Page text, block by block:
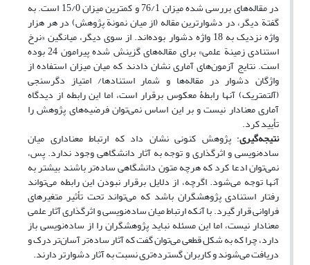
در مقاله‌های بررسی شده میزان 76/1 و کمترین میزان 15/0 است. به
گفتة دیگر، در دشوارترین مقاله (از میان نمونة پژوهش) در هر هزار
واژه نزدیک به 18 واژه دشوار بوده‌اند. از سوی دیگر، میانگین «نرخ
استنادی زمینة علمی» برای مقاله‌های گزینش شده پیرامون 24 بوده
است. نتایج آزمون‌های آماری نشان دادند که میان میزان استفاده از
واژگان دشوار در مقاله‌ها و شمار استنادها/ امتیاز دگرسنجی
(آلتمتریک) آنها رابطۀ معکوس برقرار است، اما این رابطه از دیدگاه
آماری معنادار نیست و بر این اساس نمی‌توان فرضیه‌های پژوهش را
تأیید کرد.
نتیجه‌گیری: پژوهش کنونی نشان داد که ارتباط معناداری میان
ساده‌نویسی و اثرگذاری و توجه به آثار دانشگاهی وجود ندارد. پس،
نمی‌توان ادعا کرد که هرچه متون دانشگاهی ساده‌تر باشند بیشتر به
آنها توجه می‌شود. اگرچه، از دلایل برقرار نبودن این رابطه می‌تواند
رفتار استنادی پژوهشگران باشد که می‌تواند تحت تأثیر متغیرهای
فراوانی قرار گیرد. با آنکه ارتباط میان ساده‌نویسی و اثرگذاری آثار علمی
معنادار نیست، اما این مسئله نباید پژوهشگران را از ساده‌نویسی باز
دارد، چرا که به شکل قطعی می‌توان گفت که آثار ساده‌تر آسان‌تر درک و
دریافت می‌شوند و کاربران گسترده‌تری نسبت به آثار دشوارتر دارند.